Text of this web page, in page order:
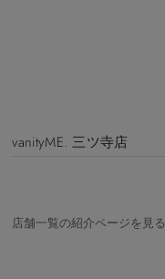
vanityME. 三ツ寺店
店舗一覧の紹介ページを見る